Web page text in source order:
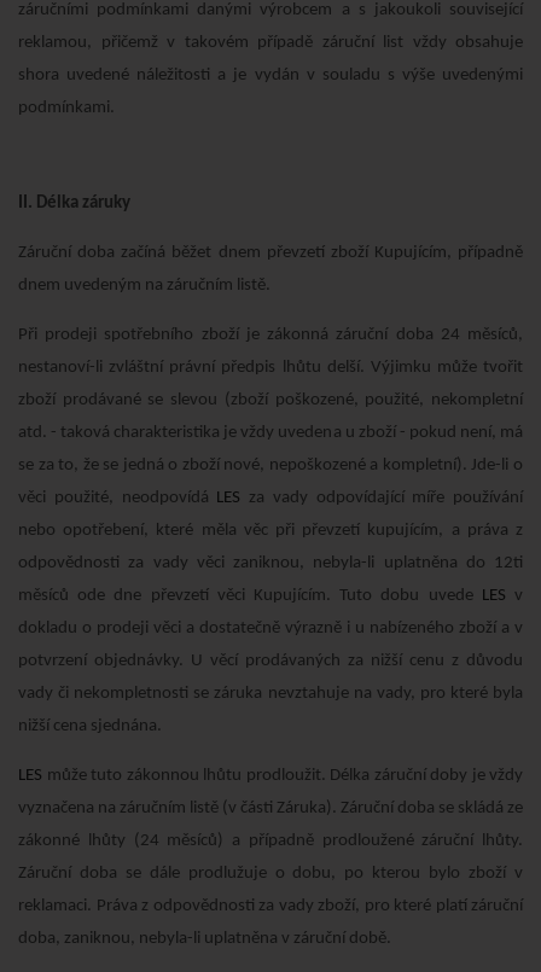
záručními podmínkami danými výrobcem a s jakoukoli související
reklamou, přičemž v takovém případě záruční list vždy obsahuje
shora uvedené náležitosti a je vydán v souladu s výše uvedenými
podmínkami.
II. Délka záruky
Záruční doba začíná běžet dnem převzetí zboží Kupujícím, případně
dnem uvedeným na záručním listě.
Při prodeji spotřebního zboží je zákonná záruční doba 24 měsíců,
nestanoví-li zvláštní právní předpis lhůtu delší. Výjimku může tvořit
zboží prodávané se slevou (zboží poškozené, použité, nekompletní
atd. - taková charakteristika je vždy uvedena u zboží - pokud není, má
se za to, že se jedná o zboží nové, nepoškozené a kompletní). Jde-li o
věci použité, neodpovídá LES za vady odpovídající míře používání
nebo opotřebení, které měla věc při převzetí kupujícím, a práva z
odpovědnosti za vady věci zaniknou, nebyla-li uplatněna do 12ti
měsíců ode dne převzetí věci Kupujícím. Tuto dobu uvede LES v
dokladu o prodeji věci a dostatečně výrazně i u nabízeného zboží a v
potvrzení objednávky. U věcí prodávaných za nižší cenu z důvodu
vady či nekompletnosti se záruka nevztahuje na vady, pro které byla
nižší cena sjednána.
LES může tuto zákonnou lhůtu prodloužit. Délka záruční doby je vždy
vyznačena na záručním listě (v části Záruka). Záruční doba se skládá ze
zákonné lhůty (24 měsíců) a případně prodloužené záruční lhůty.
Záruční doba se dále prodlužuje o dobu, po kterou bylo zboží v
reklamaci. Práva z odpovědnosti za vady zboží, pro které platí záruční
doba, zaniknou, nebyla-li uplatněna v záruční době.